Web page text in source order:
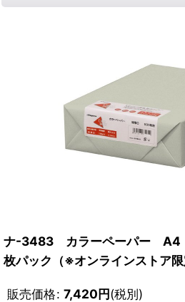
ナ-3483 カラーペーパー
枚パック（※オンラインストア限
販売価格: 7,420円(税別)